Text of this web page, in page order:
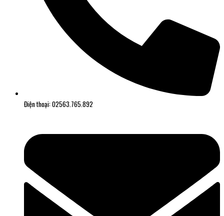
Điện thoại: 02563.765.892